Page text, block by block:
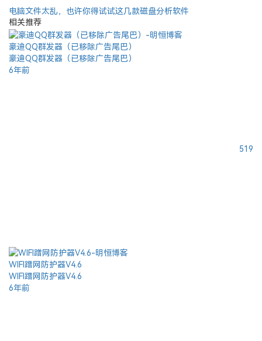
电脑文件太乱，也许你得试试这几款磁盘分析软件
相关推荐
豪迪QQ群发器（已移除广告尾巴）
豪迪QQ群发器（已移除广告尾巴）
6年前
519
WIFI蹭网防护器V4.6
WIFI蹭网防护器V4.6
6年前